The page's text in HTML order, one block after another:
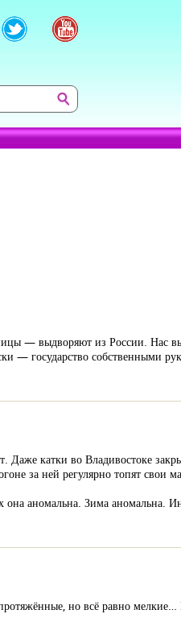
— выдворяют из России. Нас
— государство собственными
Даже катки во Владивостоке
за ней регулярно топят свои
аномальна. Зима аномальна.
но всё равно